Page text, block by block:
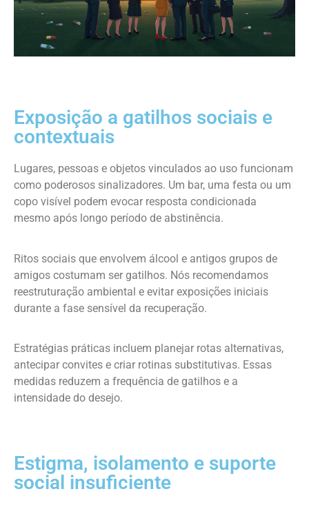
Exposição a gatilhos sociais e
contextuais
Lugares, pessoas e objetos vinculados ao uso funcionam
como poderosos sinalizadores. Um bar, uma festa ou um
copo visível podem evocar resposta condicionada
mesmo após longo período de abstinência.
Ritos sociais que envolvem álcool e antigos grupos de
amigos costumam ser gatilhos. Nós recomendamos
reestruturação ambiental e evitar exposições iniciais
durante a fase sensível da recuperação.
Estratégias práticas incluem planejar rotas alternativas,
antecipar convites e criar rotinas substitutivas. Essas
medidas reduzem a frequência de gatilhos e a
intensidade do desejo.
Estigma, isolamento e suporte
social insuficiente